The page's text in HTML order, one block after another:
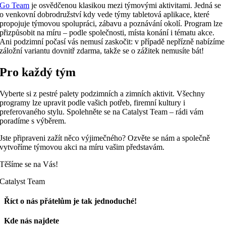
Go Team je osvědčenou klasikou mezi týmovými aktivitami. Jedná se
o venkovní dobrodružství kdy vede týmy tabletová aplikace, které
propojuje týmovou spolupráci, zábavu a poznávání okolí. Program lze
přizpůsobit na míru – podle společnosti, místa konání i tématu akce.
Ani podzimní počasí vás nemusí zaskočit: v případě nepřízně nabízíme
záložní variantu dovnitř zdarma, takže se o zážitek nemusíte bát!
Pro každý tým
Vyberte si z pestré palety podzimních a zimních aktivit. Všechny
programy lze upravit podle vašich potřeb, firemní kultury i
preferovaného stylu. Spolehněte se na Catalyst Team – rádi vám
poradíme s výběrem.
Jste připraveni zažít něco výjimečného? Ozvěte se nám a společně
vytvoříme týmovou akci na míru vašim představám.
Těšíme se na Vás!
Catalyst Team
Říct o nás přátelům je tak jednoduché!
Facebook
E-
Kde nás najdete